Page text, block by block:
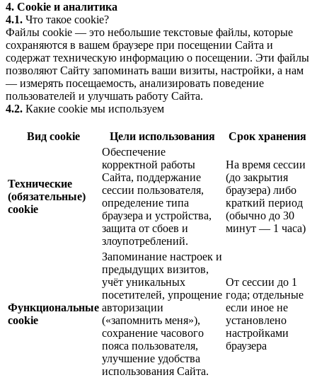
4. Cookie и аналитика
4.1. Что такое cookie?
Файлы cookie — это небольшие текстовые файлы, которые
сохраняются в вашем браузере при посещении Сайта и
содержат техническую информацию о посещении. Эти файлы
позволяют Сайту запоминать ваши визиты, настройки, а нам
— измерять посещаемость, анализировать поведение
пользователей и улучшать работу Сайта.
4.2. Какие cookie мы используем
Вид cookie Цели использования Срок хранения
Технические
(обязательные)
cookie
Обеспечение
корректной работы
Сайта, поддержание
сессии пользователя,
определение типа
браузера и устройства,
защита от сбоев и
злоупотреблений.
На время сессии
(до закрытия
браузера) либо
краткий период
(обычно до 30
минут — 1 часа)
Функциональные
cookie
Запоминание настроек и
предыдущих визитов,
учёт уникальных
посетителей, упрощение
авторизации
(«запомнить меня»),
сохранение часового
пояса пользователя,
улучшение удобства
использования Сайта.
От сессии до 1
года; отдельные
если иное не
установлено
настройками
браузера